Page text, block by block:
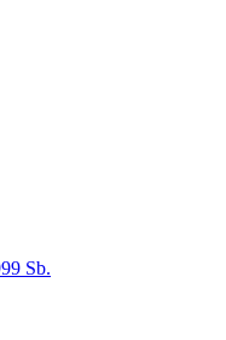
Sb.